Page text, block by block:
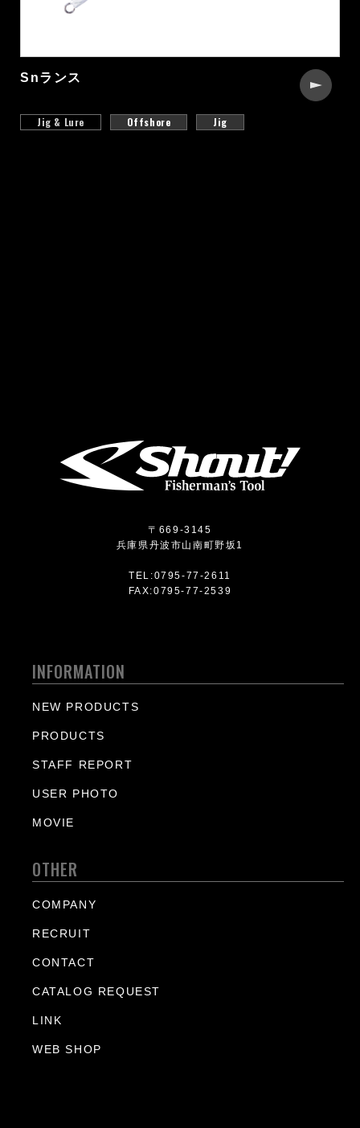
Snランス
Jig & Lure Offshore Jig
〒669-3145
兵庫県丹波市山南町野坂1
TEL:0795-77-2611
FAX:0795-77-2539
INFORMATION
NEW PRODUCTS
PRODUCTS
STAFF REPORT
USER PHOTO
MOVIE
OTHER
COMPANY
RECRUIT
CONTACT
CATALOG REQUEST
LINK
WEB SHOP